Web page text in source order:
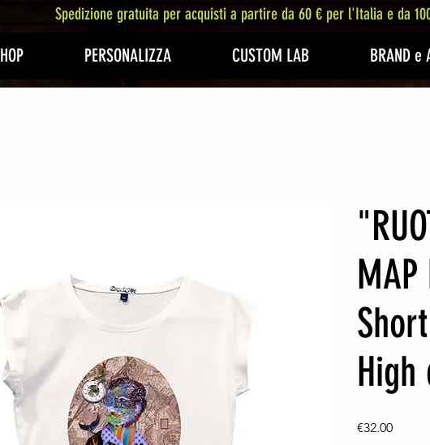
PERSONALIZZA CUSTOM LAB BRAND e
Spedizione gratuita per acquisti a partire da 60 € per l'Italia e da
€32.00Price